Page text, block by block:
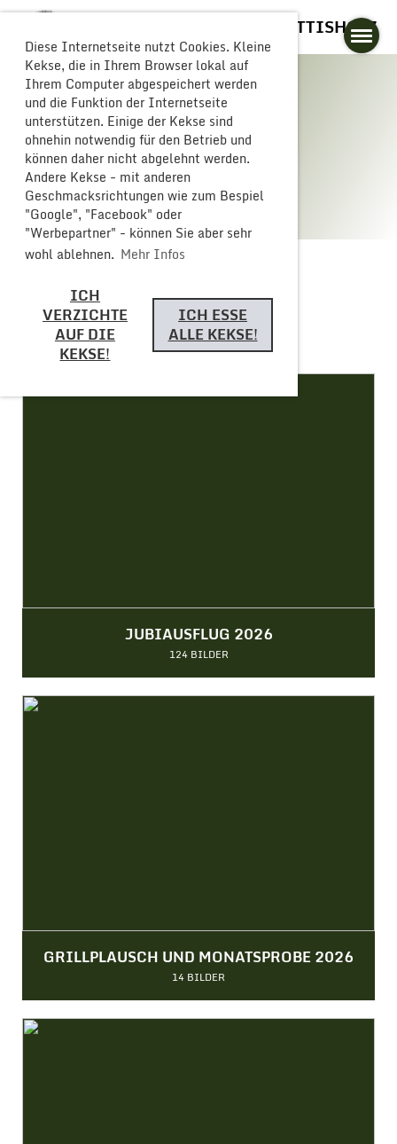
Diese Internetseite nutzt Cookies. Kleine
Kekse, die in Ihrem Browser lokal auf
Ihrem Computer abgespeichert werden
und die Funktion der Internetseite
unterstützen. Einige der Kekse sind
ohnehin notwendig für den Betrieb und
können daher nicht abgelehnt werden.
Andere Kekse - mit anderen
Geschmacksrichtungen wie zum Bespiel
"Google", "Facebook" oder
"Werbepartner" - können Sie aber sehr
wohl ablehnen. Mehr Infos
ICH
VERZICHTE
AUF DIE
KEKSE!
ICH ESSE
ALLE KEKSE!
GLOGGERESCHRÄNZER BUTTISHOLZ
Galerie
Saison 2026/2027
JUBIAUSFLUG 2026
124 BILDER
GRILLPLAUSCH UND MONATSPROBE 2026
14 BILDER